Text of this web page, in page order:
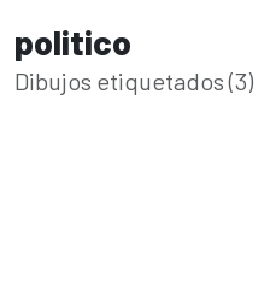
politico
Dibujos etiquetados (3)